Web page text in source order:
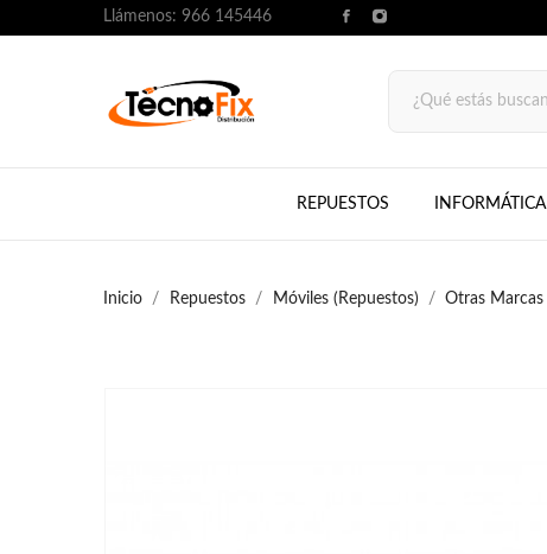
Llámenos: 966 145446
REPUESTOS INFORMÁTICA
Inicio Repuestos Móviles (Repuestos) Otras Marcas